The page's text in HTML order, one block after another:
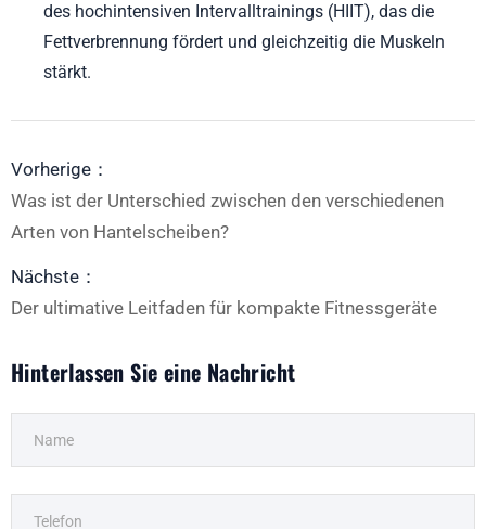
des hochintensiven Intervalltrainings (HIIT), das die
Fettverbrennung fördert und gleichzeitig die Muskeln
stärkt.
Vorherige：
Was ist der Unterschied zwischen den verschiedenen
Arten von Hantelscheiben?
Nächste：
Der ultimative Leitfaden für kompakte Fitnessgeräte
Hinterlassen Sie eine Nachricht